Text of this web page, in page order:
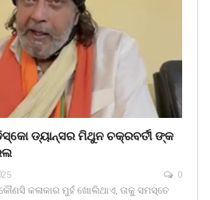
ଡ୍ୟାନ୍ସର ମିଥୁନ ଚକ୍ରବର୍ତୀ ଙ୍କ
0
କଳାକାର ମୁହଁ ଖୋଲିଥାଏ, ତାକୁ ସମସ୍ତେ